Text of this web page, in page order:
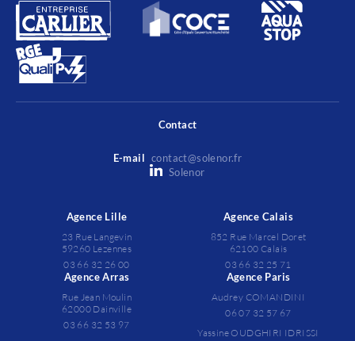
Contact
E-mail contact@solenor.fr
Solenor
Agence Lille
23 Rue Langevin
59260 Lezennes
03 66 32 26 00
Agence Calais
852 Rue Marcel Doret
62100 Calais
03 66 32 25 71
Agence Arras
Rue Jean Moulin
62000 Dainville
03 66 32 53 97
Agence Paris
Audrey COMANDINI
06 07 32 57 67
Yassine OUDGHIRI IDRISSI